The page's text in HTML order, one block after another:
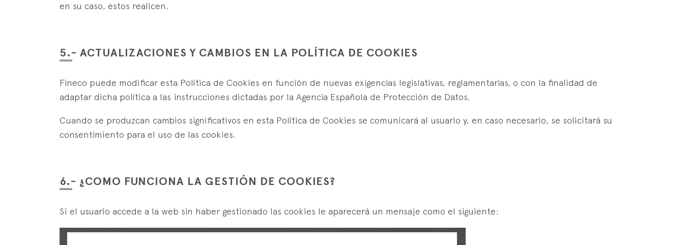
en su caso, estos realicen.
5.- ACTUALIZACIONES Y CAMBIOS EN LA POLÍTICA DE COOKIES
Fineco puede modificar esta Política de Cookies en función de nuevas exigencias legislativas, reglamentarias, o con la finalidad de
adaptar dicha política a las instrucciones dictadas por la Agencia Española de Protección de Datos.
Cuando se produzcan cambios significativos en esta Política de Cookies se comunicará al usuario y, en caso necesario, se solicitará su
consentimiento para el uso de las cookies.
6.- ¿COMO FUNCIONA LA GESTIÓN DE COOKIES?
Si el usuario accede a la web sin haber gestionado las cookies le aparecerá un mensaje como el siguiente: